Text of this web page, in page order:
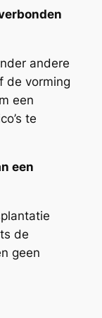
andere
de vorming
een
te
een
de
geen